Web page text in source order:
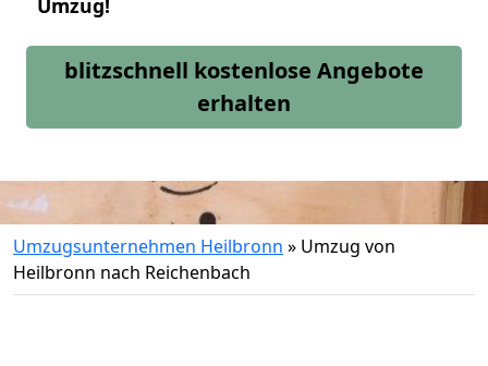
Umzug!
blitzschnell kostenlose Angebote
erhalten
Umzugsunternehmen Heilbronn » Umzug von
Heilbronn nach Reichenbach